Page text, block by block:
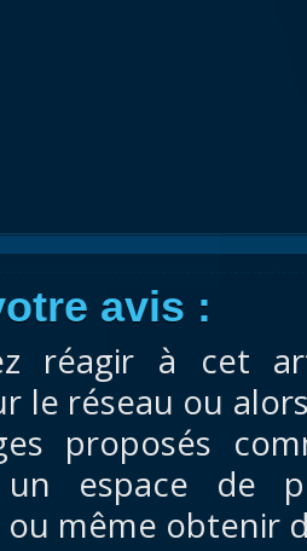
avis :
réagir à cet
le réseau ou
proposés
un espace de
même obtenir